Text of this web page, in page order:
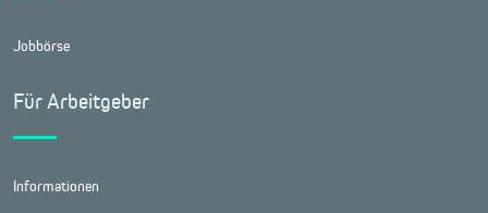
Jobbörse
Für Arbeitgeber
Informationen